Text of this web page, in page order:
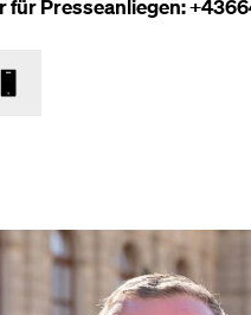
für Presseanliegen: